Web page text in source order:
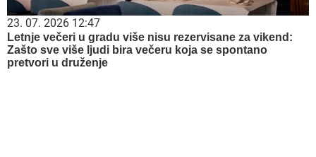
23. 07. 2026 12:47
Letnje večeri u gradu više nisu rezervisane za vikend:
Zašto sve više ljudi bira večeru koja se spontano
pretvori u druženje